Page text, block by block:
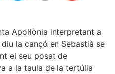
Apol·lònia interpretant a
la cançó en Sebastià se
el seu posat de
a la taula de la tertúlia